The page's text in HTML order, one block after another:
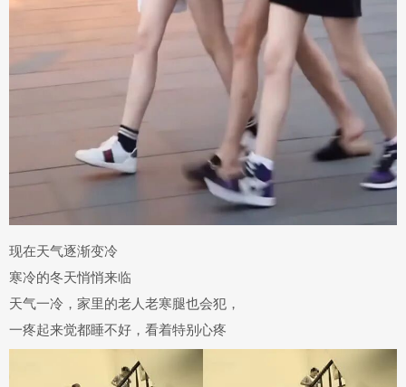
现在天气逐渐变冷
寒冷的冬天悄悄来临
天气一冷，家里的老人老寒腿也会犯，
一疼起来觉都睡不好 ，看着特别心疼